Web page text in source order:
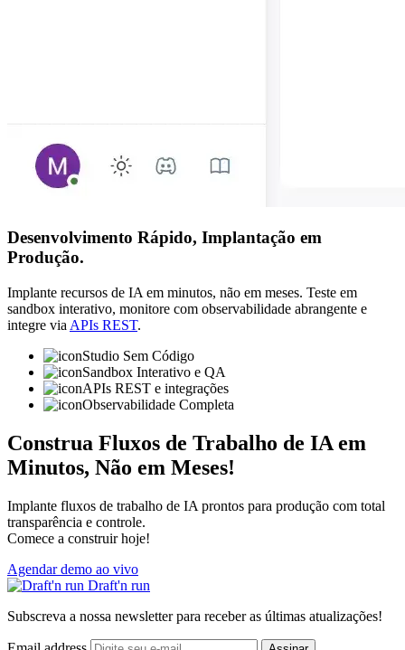
Desenvolvimento Rápido, Implantação em
Produção.
Implante recursos de IA em minutos, não em meses. Teste em
sandbox interativo, monitore com observabilidade abrangente e
integre via APIs REST.
Studio Sem Código
Sandbox Interativo e QA
APIs REST e integrações
Observabilidade Completa
Construa Fluxos de Trabalho de IA em
Minutos, Não em Meses!
Implante fluxos de trabalho de IA prontos para produção com total
transparência e controle.
Comece a construir hoje!
Agendar demo ao vivo
Draft'n run
Subscreva a nossa newsletter para receber as últimas atualizações!